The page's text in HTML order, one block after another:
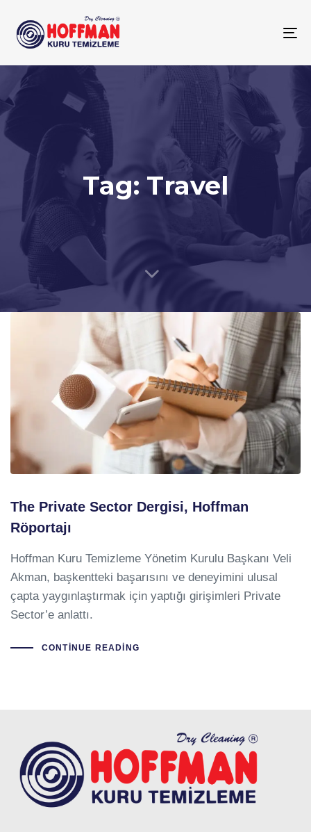
Tag: Travel
The Private Sector Dergisi, Hoffman
Röportajı
Hoffman Kuru Temizleme Yönetim Kurulu Başkanı Veli
Akman, başkentteki başarısını ve deneyimini ulusal
çapta yaygınlaştırmak için yaptığı girişimleri Private
Sector’e anlattı.
CONTINUE READING